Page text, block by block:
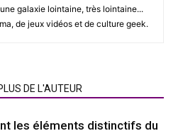
galaxie lointaine, très lointaine...
de jeux vidéos et de culture geek.
DE L'AUTEUR
les éléments distinctifs du